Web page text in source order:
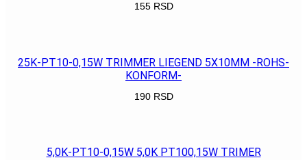
155 RSD
25K-PT10-0,15W TRIMMER LIEGEND 5X10MM -ROHS-
KONFORM-
190 RSD
5,0K-PT10-0,15W 5,0K PT100,15W TRIMER